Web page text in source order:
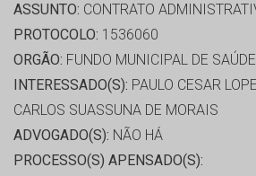
ASSUNTO: CONTRATO
PROTOCOLO: 1536060
ORGÃO: FUNDO MUNICIPAL DE
INTERESSADO(S): PAULO CESAR
CARLOS SUASSUNA DE MORAIS
ADVOGADO(S): NÃO HÁ
PROCESSO(S) APENSADO(S):